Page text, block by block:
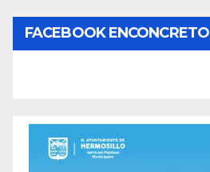
FACEBOOK ENCONCRETO